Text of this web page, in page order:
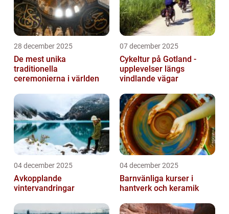
28 december 2025
De mest unika
traditionella
ceremonierna i världen
07 december 2025
Cykeltur på Gotland -
upplevelser längs
vindlande vägar
04 december 2025
Avkopplande
vintervandringar
04 december 2025
Barnvänliga kurser i
hantverk och keramik